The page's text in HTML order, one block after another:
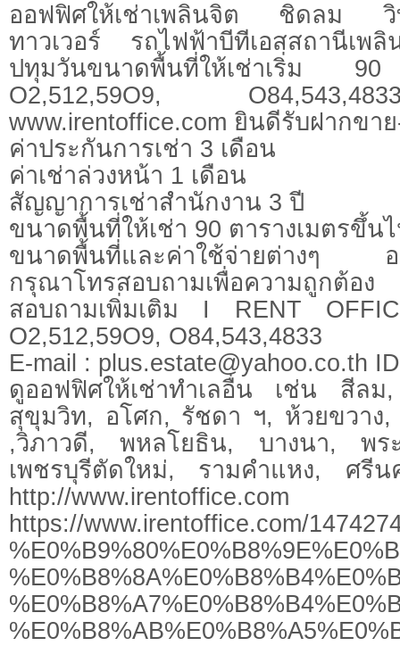
ออฟฟิศให้เช่าเพลินจิต ชิดลม
ทาวเวอร์ รถไฟฟ้าบีทีเอสสถานีเ
ปทุมวันขนาดพื้นที่ให้เช่าเริ่ม
O2,512,59O9, O84,543,4833
www.irentoffice.com ยินดีรับฝากขา
ค่าประกันการเช่า 3 เดือน
ค่าเช่าล่วงหน้า 1 เดือน
สัญญาการเช่าสำนักงาน 3 ปี
ขนาดพื้นที่ให้เช่า 90 ตารางเมตรขึ้น
ขนาดพื้นที่และค่าใช้จ่ายต่างๆ อา
กรุณาโทรสอบถามเพื่อความถูกต้อง
สอบถามเพิ่มเติม I RENT
O2,512,59O9, O84,543,4833
E-mail : plus.estate@yahoo.co.th
ดูออฟฟิศให้เช่าทำเลอื่น เช่น สีล
สุขุมวิท, อโศก, รัชดา ฯ, ห้วยขวาง
,วิภาวดี, พหลโยธิน, บางนา, พร
เพชรบุรีตัดใหม่, รามคำแหง, ศ
http://www.irentoffice.com
https://www.irentoffice.com/